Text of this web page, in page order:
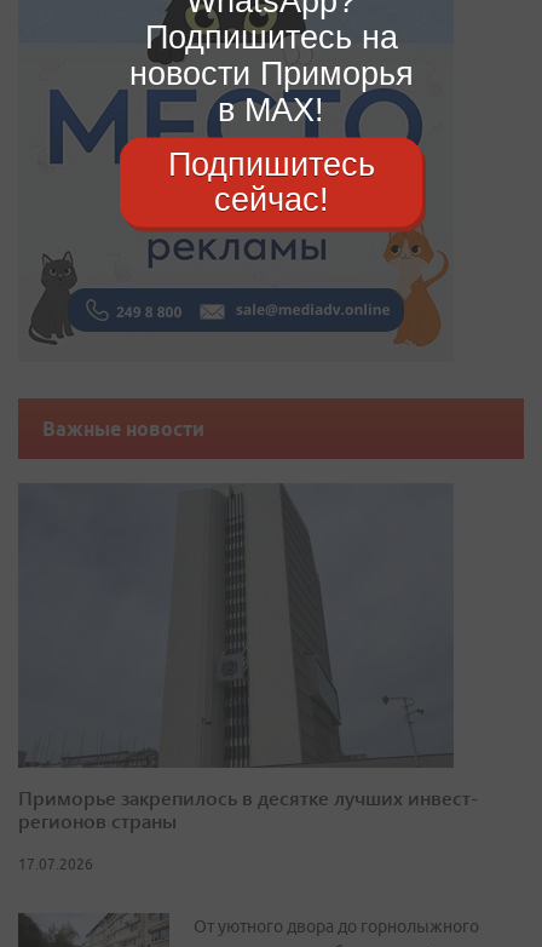
Важные новости
Приморье закрепилось в десятке лучших инвест-
регионов страны
17.07.2026
От уютного двора до горнолыжного
Подпишитесь на
новости Приморья
в MAX!
Подпишитесь
сейчас!